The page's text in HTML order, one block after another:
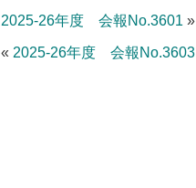
2025-26年度 会報No.3601 »
« 2025-26年度 会報No.3603